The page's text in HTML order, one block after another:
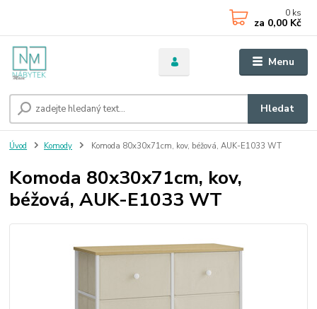
Menu
Hledat
0 ks
za 0,00 Kč
Úvod Komody Komoda 80x30x71cm, kov, béžová, AUK-E1033 WT
Komoda 80x30x71cm, kov,
béžová, AUK-E1033 WT